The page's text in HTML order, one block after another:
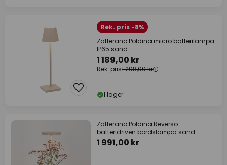
Rek. pris -8%
Zafferano Poldina micro batterilampa
IP65 sand
1 189,00 kr
Rek. pris1 298,00 kr
I lager
Zafferano Poldina Reverso
batteridriven bordslampa sand
1 991,00 kr